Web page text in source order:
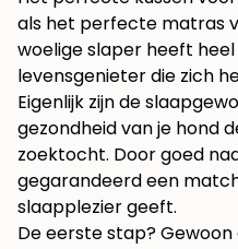
als het perfecte matras
woelige slaper heeft
levensgenieter die zich
Eigenlijk zijn de
gezondheid van je hond
zoektocht. Door goed
gegarandeerd een
slaapplezier geeft.
De eerste stap?